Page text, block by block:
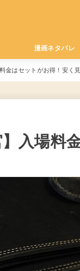
漫画ネタバレ
金はセットがお得！安く
】入場料